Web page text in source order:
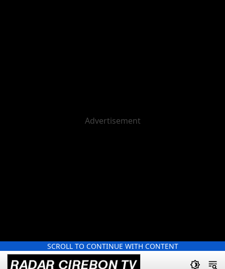
SCROLL TO CONTINUE WITH CONTENT